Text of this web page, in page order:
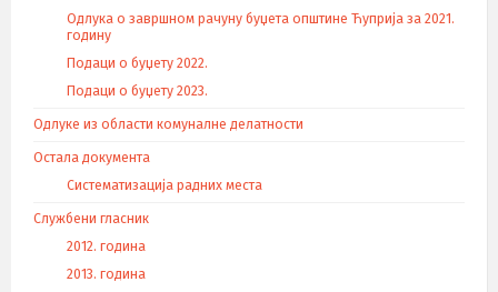
Одлука о завршном рачуну буџета општине Ћуприја за 2021.
годину
Подаци о буџету 2022.
Подаци о буџету 2023.
Одлуке из области комуналне делатности
Остала документа
Систематизација радних места
Службени гласник
2012. година
2013. година